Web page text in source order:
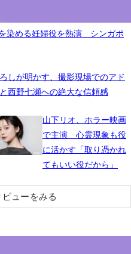
染める妊婦役を熱演 シンガポ
しが明かす、撮影現場でのアド
西野七瀬への絶大な信頼感
山下リオ、ホラー映画
で主演 心霊現象も役
に活かす「取り憑かれ
てもいい役だから」
ューをみる